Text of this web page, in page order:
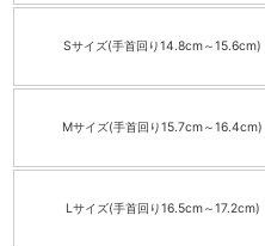
Sサイズ(手首回り14.8cm～15.6cm)
Mサイズ(手首回り15.7cm～16.4cm)
Lサイズ(手首回り16.5cm～17.2cm)